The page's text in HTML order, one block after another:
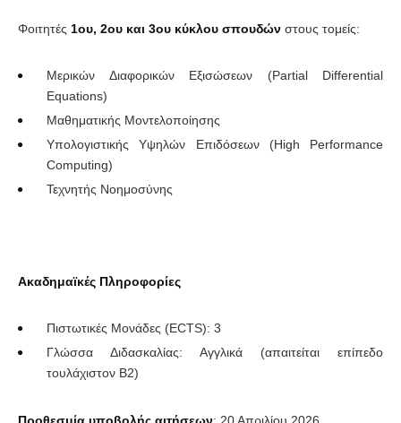
Φοιτητές 1ου, 2ου και 3ου κύκλου σπουδών στους τομείς:
Μερικών Διαφορικών Εξισώσεων (Partial Differential
Equations)
Μαθηματικής Μοντελοποίησης
Υπολογιστικής Υψηλών Επιδόσεων (High Performance
Computing)
Τεχνητής Νοημοσύνης
Ακαδημαϊκές Πληροφορίες
Πιστωτικές Μονάδες (ECTS): 3
Γλώσσα Διδασκαλίας: Αγγλικά (απαιτείται επίπεδο
τουλάχιστον B2)